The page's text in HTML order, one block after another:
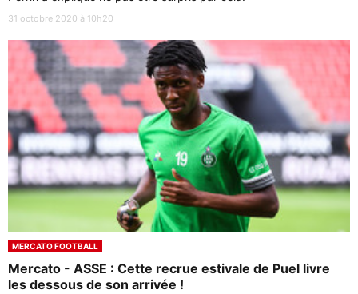
31 octobre 2020 à 10h20
MERCATO FOOTBALL
Mercato - ASSE : Cette recrue estivale de Puel livre
les dessous de son arrivée !